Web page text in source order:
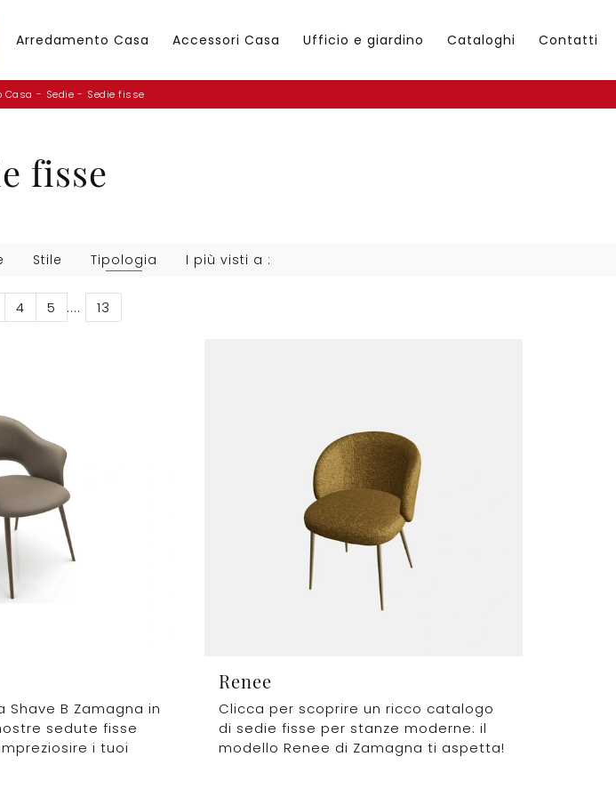
Arredamento Casa Accessori Casa Ufficio e giardino Cataloghi Contatti
Casa - Sedie - Sedie fisse
fisse
Stile Tipologia I più visti a :
4 5 .... 13
Shave B Zamagna in
sedute fisse
i tuoi
Renee
Clicca per scoprire un ricco catalogo
di sedie fisse per stanze moderne: il
modello Renee di Zamagna ti aspetta!